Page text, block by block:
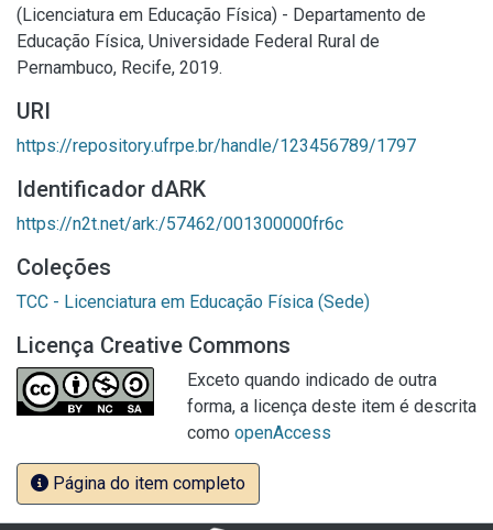
(Licenciatura em Educação Física) - Departamento de
Educação Física, Universidade Federal Rural de
Pernambuco, Recife, 2019.
URI
https://repository.ufrpe.br/handle/123456789/1797
Identificador dARK
https://n2t.net/ark:/57462/001300000fr6c
Coleções
TCC - Licenciatura em Educação Física (Sede)
Licença Creative Commons
Exceto quando indicado de outra
forma, a licença deste item é descrita
como openAccess
Página do item completo